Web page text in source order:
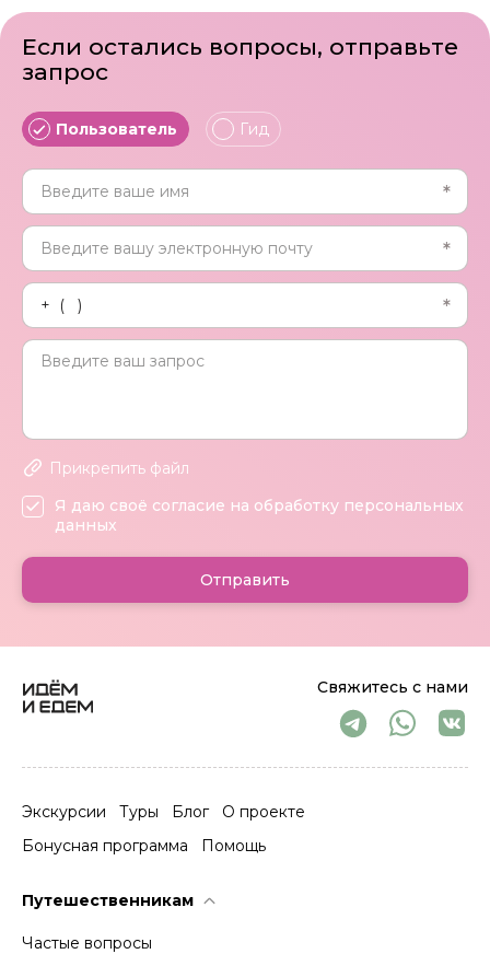
Свяжитесь с нами
Экскурсии Туры Блог
О проекте
Бонусная программа
Помощь
Путешественникам
Частые вопросы
Если остались вопросы, отправьте
запрос
Пользователь Гид
Прикрепить файл
Я даю своё согласие на обработку персональных
данных
Отправить